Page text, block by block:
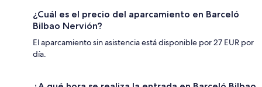
¿Cuál es el precio del aparcamiento en Barceló
Bilbao Nervión?
El aparcamiento sin asistencia está disponible por 27 EUR por
día.